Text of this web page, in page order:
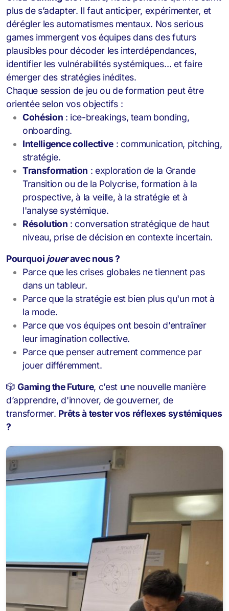
plus de s’adapter. Il faut anticiper, expérimenter, et
dérégler les automatismes mentaux. Nos serious
games immergent vos équipes dans des futurs
plausibles pour décoder les interdépendances,
identifier les vulnérabilités systémiques… et faire
émerger des stratégies inédites.
Chaque session de jeu ou de formation peut être
orientée selon vos objectifs :
Cohésion : ice-breakings, team bonding,
onboarding.
Intelligence collective: communication, pitching,
stratégie.
Transformation : exploration de la Grande
Transition ou de la Polycrise, formation à la
prospective, à la veille, à la stratégie et à
l'analyse systémique.
Résolution : conversation stratégique de haut
niveau, prise de décision en contexte incertain.
Pourquoi joueravec nous ?
Parce que les crises globales ne tiennent pas
dans un tableur.
Parce que la stratégie est bien plus qu'un mot à
la mode.
Parce que vos équipes ont besoin d’entraîner
leur imagination collective.
Parce que penser autrement commence par
jouer différemment.
🎲Gaming the Future, c’est une nouvelle manière
d’apprendre, d'innover, de gouverner, de
transformer. Prêts à tester vos réflexes systémiques
?